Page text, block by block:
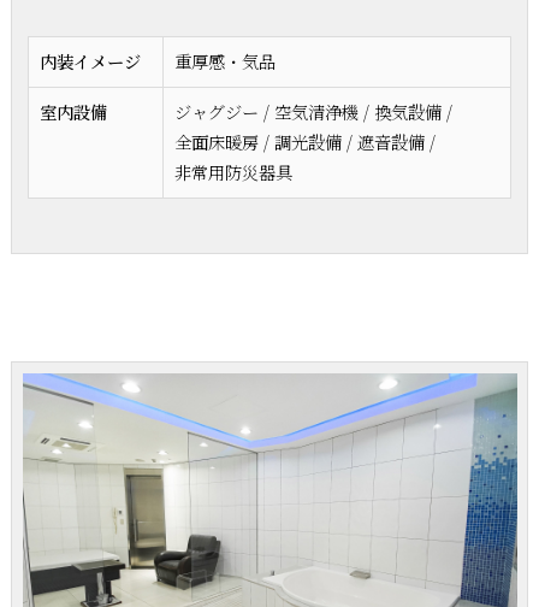
内装イメージ 重厚感・気品
室内設備
ジャグジー / 空気清浄機 / 換気設備 /
全面床暖房 / 調光設備 / 遮音設備 /
非常用防災器具